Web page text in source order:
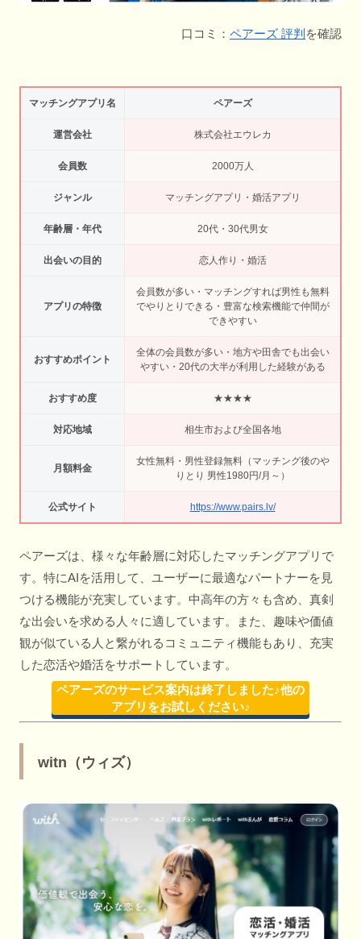
口コミ： ペアーズ 評判 を確認
マッチングアプリ名 ペアーズ
運営会社 株式会社エウレカ
会員数 2000万人
ジャンル マッチングアプリ・婚活アプリ
年齢層・年代 20代・30代男女
出会いの目的 恋人作り・婚活
アプリの特徴
会員数が多い・マッチングすれば男性も無料
でやりとりできる・豊富な検索機能で仲間が
できやすい
おすすめポイント
全体の会員数が多い・地方や田舎でも出会い
やすい・20代の大半が利用した経験がある
おすすめ度 ★★★★
対応地域 相生市および全国各地
月額料金
女性無料・男性登録無料（マッチング後のや
りとり 男性1980円/月～）
公式サイト https://www.pairs.lv/
ペアーズは、様々な年齢層に対応したマッチングアプリで
す。特にAIを活用して、ユーザーに最適なパートナーを見
つける機能が充実しています。中高年の方々も含め、真剣
な出会いを求める人々に適しています。また、趣味や価値
観が似ている人と繋がれるコミュニティ機能もあり、充実
した恋活や婚活をサポートしています。
ペアーズのサービス案内は終了しました♪他の
アプリをお試しください♪
witn（ウィズ）